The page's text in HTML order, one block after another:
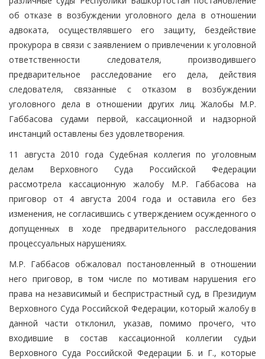
об отказе в возбуждении уголовного дела в отношении
адвоката, осуществлявшего его защиту, бездействие
прокурора в связи с заявлением о привлечении к уголовной
ответственности следователя, производившего
предварительное расследование его дела, действия
следователя, связанные с отказом в возбуждении
уголовного дела в отношении других лиц. Жалобы М.Р.
Габбасова судами первой, кассационной и надзорной
инстанций оставлены без удовлетворения.
11 августа 2010 года Судебная коллегия по уголовным
делам Верховного Суда Российской Федерации
рассмотрела кассационную жалобу М.Р. Габбасова на
приговор от 4 августа 2004 года и оставила его без
изменения, не согласившись с утверждением осужденного о
допущенных в ходе предварительного расследования
процессуальных нарушениях.
М.Р. Габбасов обжаловал постановленный в отношении
него приговор, в том числе по мотивам нарушения его
права на независимый и беспристрастный суд, в Президиум
Верховного Суда Российской Федерации, который жалобу в
данной части отклонил, указав, помимо прочего, что
входившие в состав кассационной коллегии судьи
Верховного Суда Российской Федерации Б. и Г., которые